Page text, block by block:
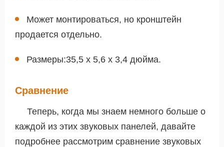
Может монтироваться, но кронштейн
продается отдельно.
Размеры:35,5 x 5,6 x 3,4 дюйма.
Сравнение
Теперь, когда мы знаем немного больше о
каждой из этих звуковых панелей, давайте
подробнее рассмотрим сравнение звуковых